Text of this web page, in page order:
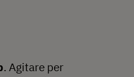
. Agitare per